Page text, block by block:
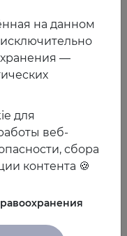
Юрий
правления
Федерация
на данном
—
для
веб-
сбора
контента 🍪